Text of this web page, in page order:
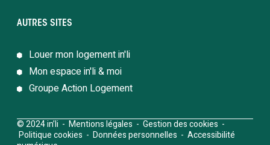
AUTRES SITES
Louer mon logement in'li
Mon espace in'li & moi
Groupe Action Logement
© 2024 in’li - Mentions légales - Gestion des cookies -
Politique cookies - Données personnelles - Accessibilité